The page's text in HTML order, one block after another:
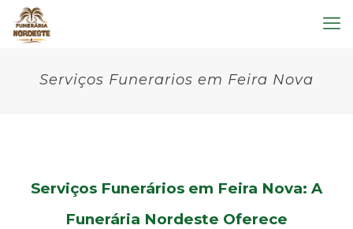
Serviços Funerarios em Feira Nova
Serviços Funerários em Feira Nova: A
Funerária Nordeste Oferece